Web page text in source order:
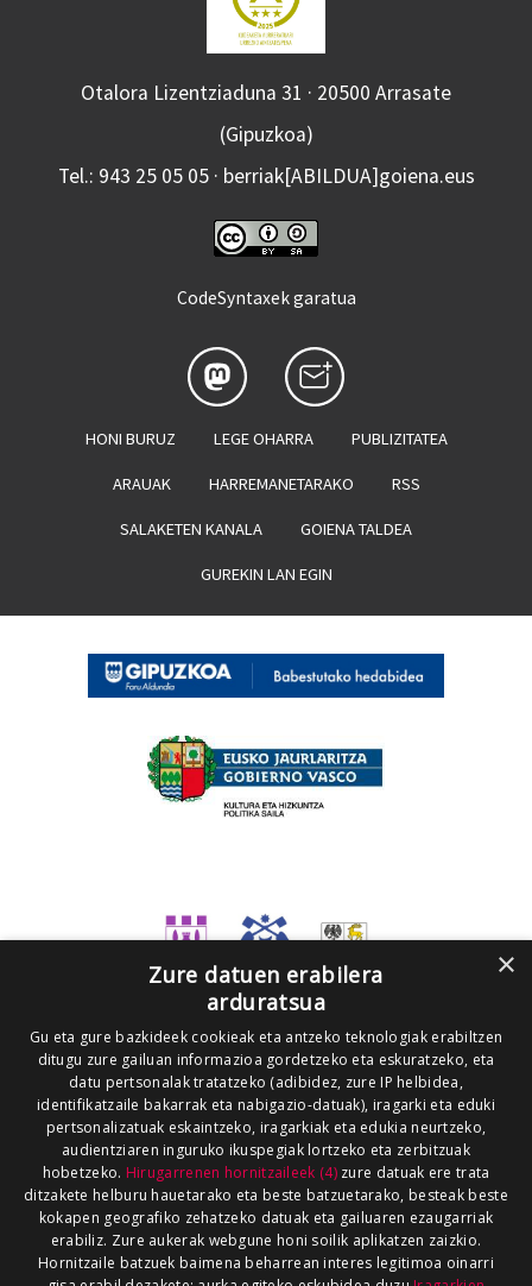
Otalora Lizentziaduna 31 · 20500 Arrasate
(Gipuzkoa)
Tel.: 943 25 05 05 · berriak[ABILDUA]goiena.eus
CodeSyntaxek garatua
HONI BURUZ LEGE OHARRA PUBLIZITATEA
ARAUAK HARREMANETARAKO RSS
SALAKETEN KANALA GOIENA TALDEA
GUREKIN LAN EGIN
×
Zure datuen erabilera
arduratsua
Gu eta gure bazkideek cookieak eta antzeko teknologiak erabiltzen
ditugu zure gailuan informazioa gordetzeko eta eskuratzeko, eta
datu pertsonalak tratatzeko (adibidez, zure IP helbidea,
identifikatzaile bakarrak eta nabigazio-datuak), iragarki eta eduki
pertsonalizatuak eskaintzeko, iragarkiak eta edukia neurtzeko,
audientziaren inguruko ikuspegiak lortzeko eta zerbitzuak
hobetzeko. Hirugarrenen hornitzaileek (4)zure datuak ere trata
ditzakete helburu hauetarako eta beste batzuetarako, besteak beste
kokapen geografiko zehatzeko datuak eta gailuaren ezaugarriak
erabiliz. Zure aukerak webgune honi soilik aplikatzen zaizkio.
Hornitzaile batzuek baimena beharrean interes legitimoa oinarri